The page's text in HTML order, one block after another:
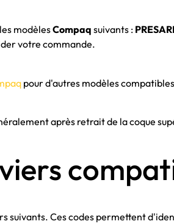
modèlesCompaq suivants :
votre commande.
pour d'autres modèles
après retrait de la coque
suivants. Ces codes permettent